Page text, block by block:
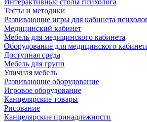
Интерактивные столы психолога
Тесты и методики
Развивающие игры для кабинета
Медицинский кабинет
Мебель для медицинского кабинета
Оборудование для медицинского
Доступная среда
Мебель для групп
Уличная мебель
Развивающие оборудование
Игровое оборудование
Канцелярские товары
Рисование
Канцелярские принадлежности